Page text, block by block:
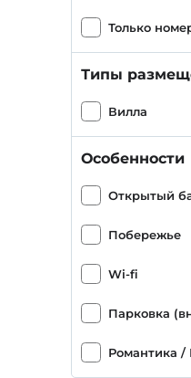
Только
Типы
Вилла
Особенности
Открытый
Побережье
Wi-fi
Парковка